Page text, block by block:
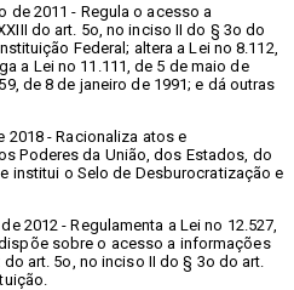
de 2011 - Regula o acesso a
do art. 5o, no inciso II do § 3o do
Federal; altera a Lei no 8.112,
a Lei no 11.111, de 5 de maio de
de 8 de janeiro de 1991; e dá outras
2018 - Racionaliza atos e
Poderes da União, dos Estados, do
institui o Selo de Desburocratização e
2012 - Regulamenta a Lei no 12.527,
sobre o acesso a informações
art. 5o, no inciso II do § 3o do art.